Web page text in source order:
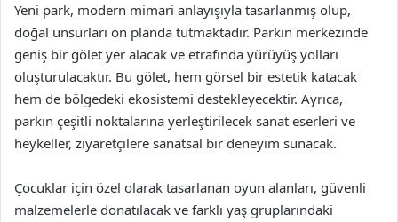
Yeni park, modern mimari anlayışıyla tasarlanmış olup,
doğal unsurları ön planda tutmaktadır. Parkın merkezinde
geniş bir gölet yer alacak ve etrafında yürüyüş yolları
oluşturulacaktır. Bu gölet, hem görsel bir estetik katacak
hem de bölgedeki ekosistemi destekleyecektir. Ayrıca,
parkın çeşitli noktalarına yerleştirilecek sanat eserleri ve
heykeller, ziyaretçilere sanatsal bir deneyim sunacak.
Çocuklar için özel olarak tasarlanan oyun alanları, güvenli
malzemelerle donatılacak ve farklı yaş gruplarındaki